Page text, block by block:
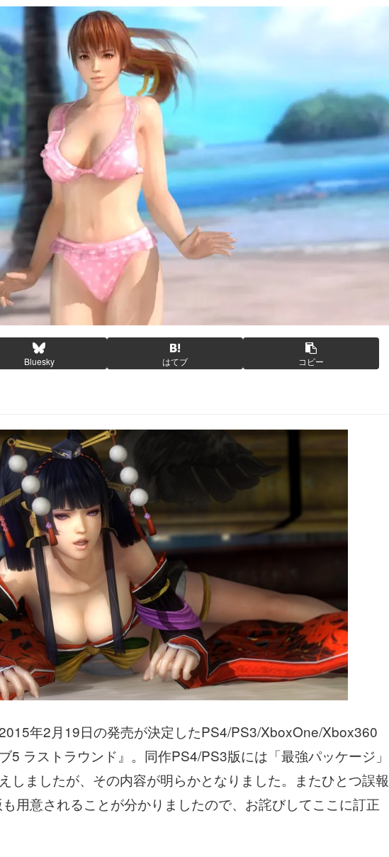
Bluesky はてブ コピー
年2月19日の発売が決定したPS4/PS3/XboxOne/Xbox360
5 ラストラウンド』。同作PS4/PS3版には「最強パッケージ」
しましたが、その内容が明らかとなりました。またひとつ誤報
用意されることが分かりましたので、お詫びしてここに訂正